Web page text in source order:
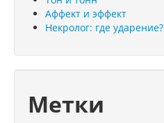
Аффект и эффект
Некролог: где ударение?
Метки